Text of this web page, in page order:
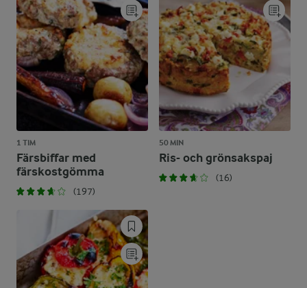
1 TIM
Färsbiffar med
färskostgömma
(197)
50 MIN
Ris- och grönsakspaj
(16)